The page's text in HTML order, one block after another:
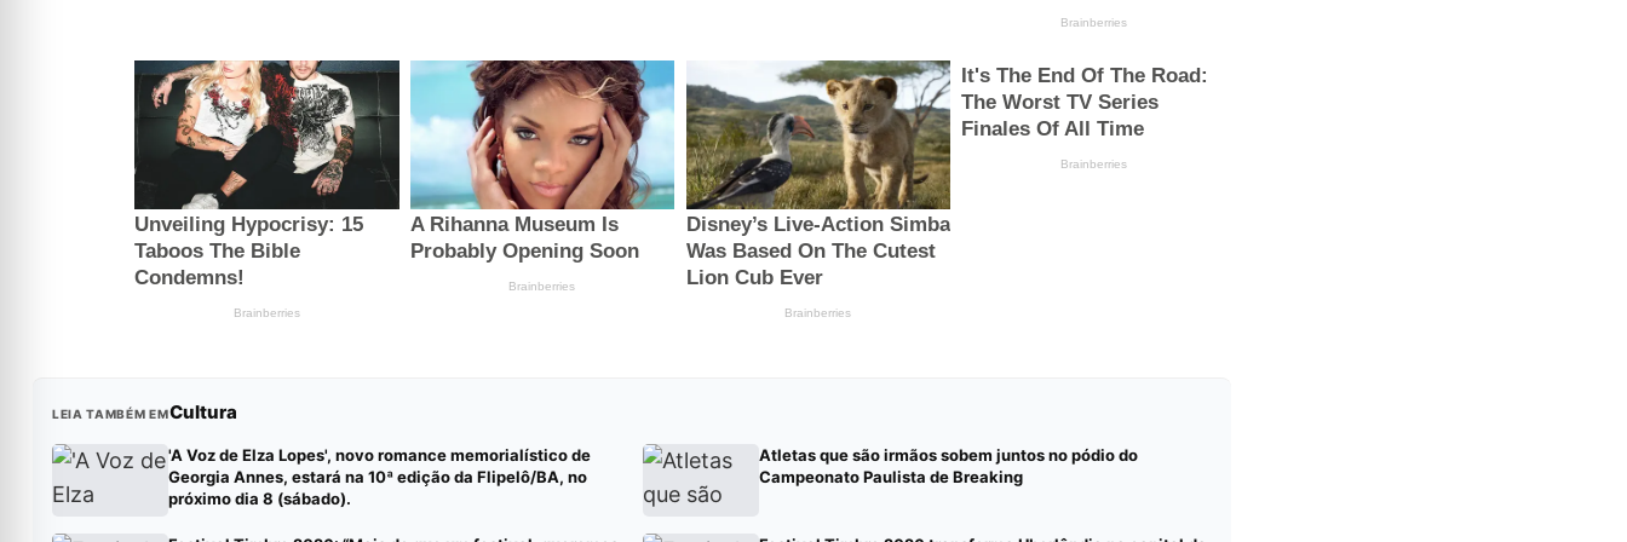
LEIA TAMBÉM EMCultura
'A Voz de Elza Lopes', novo romance memorialístico de
Georgia Annes, estará na 10ª edição da Flipelô/BA, no
próximo dia 8 (sábado).
Atletas que são irmãos sobem juntos no pódio do
Campeonato Paulista de Breaking